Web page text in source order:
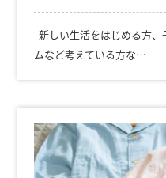
新しい生活をはじめる方
ムなど考えている方な…